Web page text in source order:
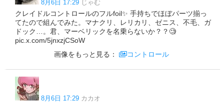
8月6日 17:29 じゃむ
クレイドルコントロールのフルfoil✨ 手持ちでほぼパーツ揃っ
てたので組んでみた。マナクリ、レリカリ、ゼニス、不毛、ガ
ドック…。君、マーベリックを名乗らないか？？🧐
pic.x.com/5jnxzjCSoW
画像をもっと見る：
コントロール
8月6日 17:29 カカオ